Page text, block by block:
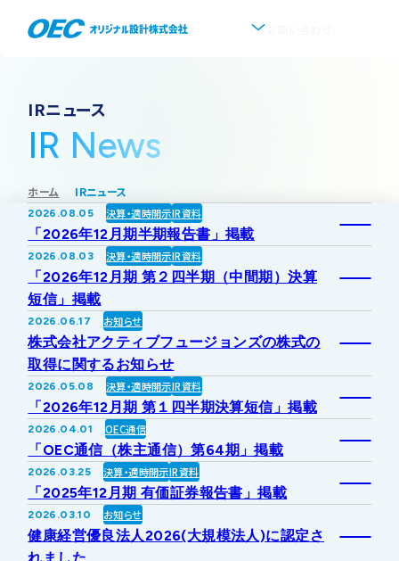
会社概要
代表挨拶
沿革
事業所・アクセス
グループ会社について
協業・パートナー募集
採用情報
事業紹介
事業一覧
上水道
下水道
ソフトウェア開発
その他事業
新しい取り組み
IR情報
IRトップ
株式・株主情報
IRニュース
IRライブラリー
IRカレンダー
個人投資家の皆様へ
新着情報
採用情報
協業・パートナー募集
公式 広報
IRニュース
IR News
ホーム IRニュース
2026.08.05 決算・適時開示IR資料
「2026年12月期半期報告書」掲載
2026.08.03 決算・適時開示IR資料
「2026年12月期 第２四半期（中間期）決算
短信」掲載
2026.06.17 お知らせ
株式会社アクティブフュージョンズの株式の
取得に関するお知らせ
2026.05.08 決算・適時開示IR資料
「2026年12月期 第１四半期決算短信」掲載
2026.04.01 OEC通信
「OEC通信（株主通信）第64期」掲載
2026.03.25 決算・適時開示IR資料
「2025年12月期 有価証券報告書」掲載
2026.03.10 お知らせ
健康経営優良法人2026(大規模法人)に認定さ